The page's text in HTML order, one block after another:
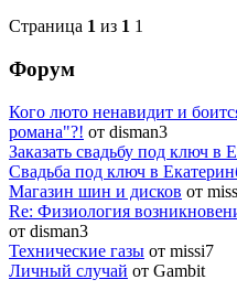
Страница 1 из 1 1
Форум
Кого люто ненавидит и
романа"?! от disman3
Заказать свадьбу под ключ в
Cвадьба под ключ в
Магазин шин и дисков от
Re: Физиология
от disman3
Технические газы от missi7
Личный случай от Gambit